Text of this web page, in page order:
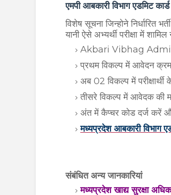
एमपी आबकारी विभाग एडमिट
विशेष सूचना जिन्होने निर्धारित
यानी ऐसे अभ्यर्थी परीक्षा में
Akbari Vibhag Admit
प्रथम विकल्प में आवेदन
अब 02 विकल्प में परीक्षार्थी
तीसरे विकल्प में आवेदक की
अंत में कैप्चर कोड दर्ज करें
मध्यप्रदेश आबकारी विभाग
संबंधित अन्य जानकारियां
मध्यप्रदेश खाद्य सुरक्षा